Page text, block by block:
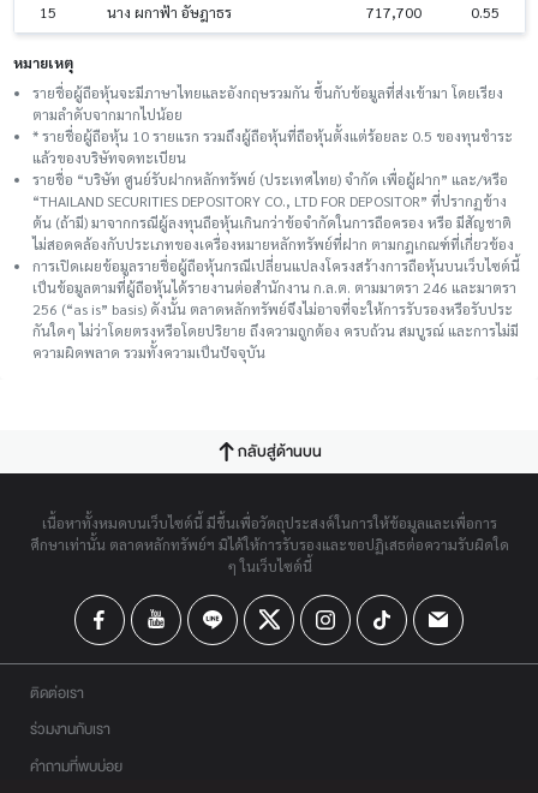
15 นาง ผกาฟ้า อัษฎาธร 717,700 0.55
หมายเหตุ
รายชื่อผู้ถือหุ้นจะมีภาษาไทยและอังกฤษรวมกัน ขึ้นกับข้อมูลที่ส่งเข้ามา โดยเรียง
ตามลำดับจากมากไปน้อย
* รายชื่อผู้ถือหุ้น 10 รายแรก รวมถึงผู้ถือหุ้นที่ถือหุ้นตั้งแต่ร้อยละ 0.5 ของทุนชําระ
แล้วของบริษัทจดทะเบียน
รายชื่อ “บริษัท ศูนย์รับฝากหลักทรัพย์ (ประเทศไทย) จำกัด เพื่อผู้ฝาก” และ/หรือ
“THAILAND SECURITIES DEPOSITORY CO., LTD FOR DEPOSITOR” ที่ปรากฏข้าง
ต้น (ถ้ามี) มาจากกรณีผู้ลงทุนถือหุ้นเกินกว่าข้อจำกัดในการถือครอง หรือ มีสัญชาติ
ไม่สอดคล้องกับประเภทของเครื่องหมายหลักทรัพย์ที่ฝาก ตามกฎเกณฑ์ที่เกี่ยวข้อง
การเปิดเผยข้อมูลรายชื่อผู้ถือหุ้นกรณีเปลี่ยนแปลงโครงสร้างการถือหุ้นบนเว็บไซต์นี้
เป็นข้อมูลตามที่ผู้ถือหุ้นได้รายงานต่อสำนักงาน ก.ล.ต. ตามมาตรา 246 และมาตรา
256 (“as is” basis) ดังนั้น ตลาดหลักทรัพย์จึงไม่อาจที่จะให้การรับรองหรือรับประ
กันใดๆ ไม่ว่าโดยตรงหรือโดยปริยาย ถึงความถูกต้อง ครบถ้วน สมบูรณ์ และการไม่มี
ความผิดพลาด รวมทั้งความเป็นปัจจุบัน
กลับสู่ด้านบน
เนื้อหาทั้งหมดบนเว็บไซต์นี้ มีขึ้นเพื่อวัตถุประสงค์ในการให้ข้อมูลและเพื่อการ
ศึกษาเท่านั้น ตลาดหลักทรัพย์ฯ มิได้ให้การรับรองและขอปฏิเสธต่อความรับผิดใด
ๆ ในเว็บไซต์นี้
ติดต่อเรา
ร่วมงานกับเรา
คำถามที่พบบ่อย